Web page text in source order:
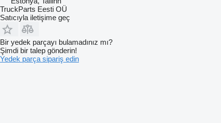
TruckParts Eesti OÜ
Satıcıyla iletişime geç
Bir yedek parçayı bulamadınız mı?
Şimdi bir talep gönderin!
Yedek parça sipariş edin